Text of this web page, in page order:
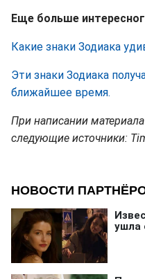
Еще больше
Какие знаки Зодиака
Эти знаки Зодиака
ближайшее время.
При написании
следующие источники: